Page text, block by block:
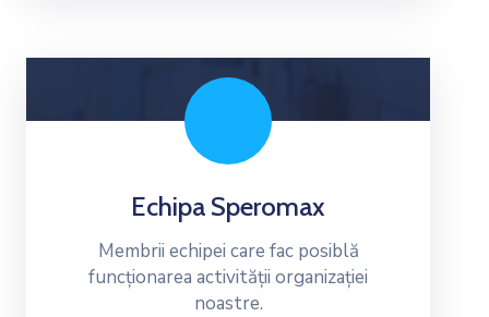
Echipa Speromax
Membrii echipei care fac posiblă
funcționarea activității organizației
noastre.